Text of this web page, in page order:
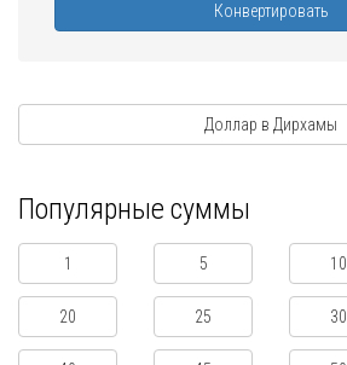
Конвертировать
Доллар в Дирхамы
Популярные суммы
1 5 10
20 25 30